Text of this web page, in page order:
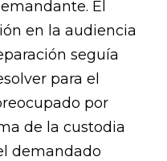
El
en la audiencia
seguía
para el
por
de la custodia
demandado